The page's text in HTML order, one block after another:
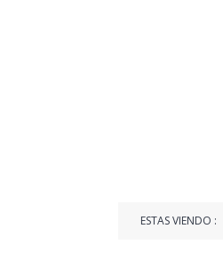
ESTAS VIENDO :